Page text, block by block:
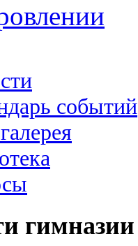
событий
гимназии